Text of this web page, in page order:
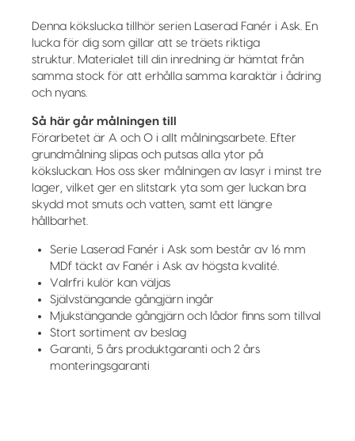
Denna kökslucka tillhör serien Laserad Fanér i Ask. En
lucka för dig som gillar att se träets riktiga
struktur. Materialet till din inredning är hämtat från
samma stock för att erhålla samma karaktär i ådring
och nyans.
Så här går målningen till
Förarbetet är A och O i allt målningsarbete. Efter
grundmålning slipas och putsas alla ytor på
köksluckan. Hos oss sker målningen av lasyr i minst tre
lager, vilket ger en slitstark yta som ger luckan bra
skydd mot smuts och vatten, samt ett längre
hållbarhet.
Serie Laserad Fanér i Ask som består av 16 mm
MDf täckt av Fanér i Ask av högsta kvalité.
Valrfri kulör kan väljas
Självstängande gångjärn ingår
Mjukstängande gångjärn och lådor finns som tillval
Stort sortiment av beslag
Garanti, 5 års produktgaranti och 2 års
monteringsgaranti